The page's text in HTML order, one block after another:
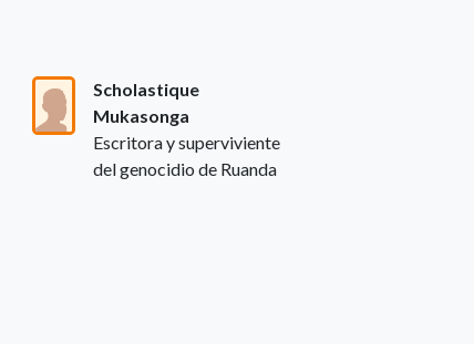
Scholastique
Mukasonga
Escritora y superviviente
del genocidio de Ruanda